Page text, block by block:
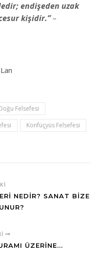
endişeden uzak
kişidir.”–
Felsefesi
Konfüçyüs Felsefesi
NEDIR? SANAT BIZE
ÜZERINE...